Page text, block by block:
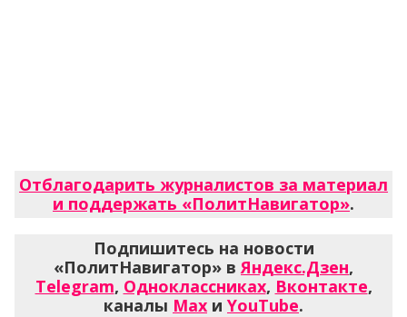
Отблагодарить журналистов за материал
и поддержать «ПолитНавигатор».
Подпишитесь на новости
«ПолитНавигатор» в Яндекс.Дзен,
Telegram, Одноклассниках, Вконтакте,
каналы Max и YouTube.